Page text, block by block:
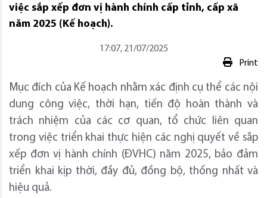
việc sắp xếp đơn vị hành chính cấp tỉnh, cấp xã
năm 2025 (Kế hoạch).
17:07, 21/07/2025
Print
Mục đích của Kế hoạch nhằm xác định cụ thể các nội
dung công việc, thời hạn, tiến độ hoàn thành và
trách nhiệm của các cơ quan, tổ chức liên quan
trong việc triển khai thực hiện các nghị quyết về sắp
xếp đơn vị hành chính (ĐVHC) năm 2025, bảo đảm
triển khai kịp thời, đầy đủ, đồng bộ, thống nhất và
hiệu quả.